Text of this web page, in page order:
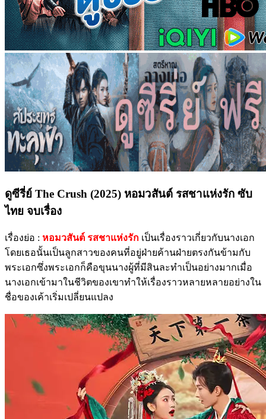
ดูซีรี่ย์ The Crush (2025) หอมวสันต์ รสชาแห่งรัก ซับ
ไทย จบเรื่อง
เรื่องย่อ : หอมวสันต์ รสชาแห่งรัก เป็นเรื่องราวเกี่ยวกับนางเอก
โดยเธอนั้นเป็นลูกสาวของคนที่อยู่ฝ่ายค้านฝ่ายตรงกันข้ามกับ
พระเอกซึ่งพระเอกก็คือขุนนางผู้ที่มีสินละทำเป็นอย่างมากเมื่อ
นางเอกเข้ามาในชีวิตของเขาทำให้เรื่องราวหลายหลายอย่างใน
ชื่อของเค้าเริ่มเปลี่ยนแปลง